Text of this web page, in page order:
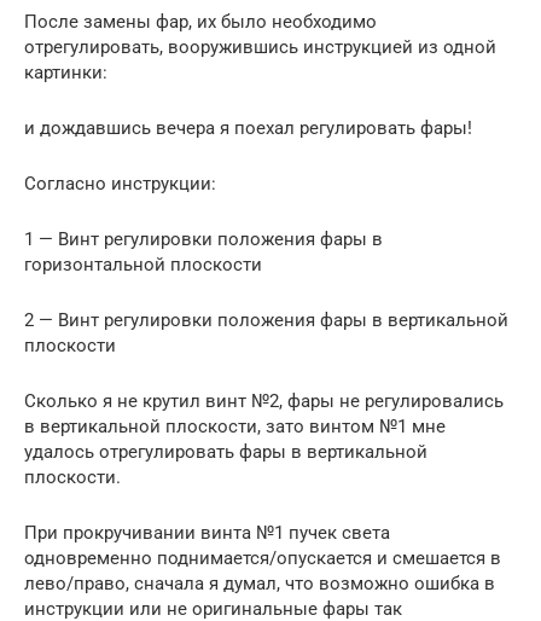
После замены фар, их было необходимо
отрегулировать, вооружившись инструкцией из одной
картинки:
и дождавшись вечера я поехал регулировать фары!
Согласно инструкции:
1 — Винт регулировки положения фары в
горизонтальной плоскости
2 — Винт регулировки положения фары в вертикальной
плоскости
Сколько я не крутил винт №2, фары не регулировались
в вертикальной плоскости, зато винтом №1 мне
удалось отрегулировать фары в вертикальной
плоскости.
При прокручивании винта №1 пучек света
одновременно поднимается/опускается и смешается в
лево/право, сначала я думал, что возможно ошибка в
инструкции или не оригинальные фары так